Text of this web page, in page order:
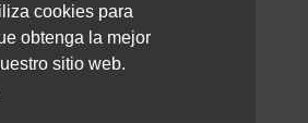
cookies para
obtenga la mejor
sitio web.